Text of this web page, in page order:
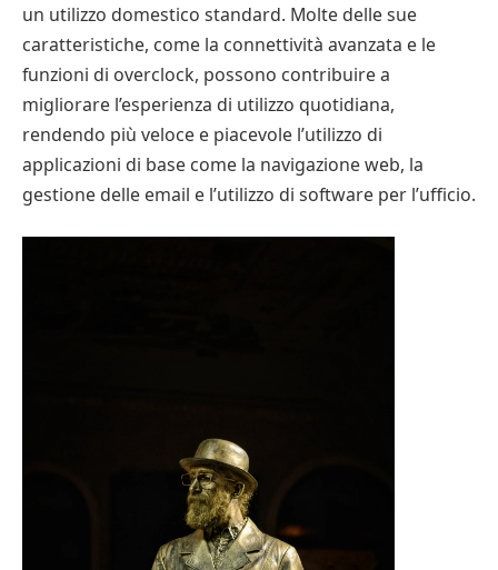
un utilizzo domestico standard. Molte delle sue
caratteristiche, come la connettività avanzata e le
funzioni di overclock, possono contribuire a
migliorare l’esperienza di utilizzo quotidiana,
rendendo più veloce e piacevole l’utilizzo di
applicazioni di base come la navigazione web, la
gestione delle email e l’utilizzo di software per l’ufficio.